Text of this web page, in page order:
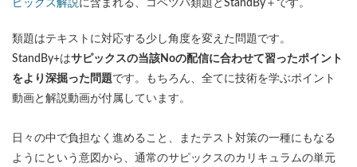
ピックス解説に含まれる、コベツバ類題とStandBy＋です。
類題はテキストに対応する少し角度を変えた問題です。
StandBy+はサピックスの当該Noの配信に合わせて習ったポイント
をより深掘った問題です。もちろん、全てに技術を学ぶポイント
動画と解説動画が付属しています。
日々の中で負担なく進めること、またテスト対策の一種にもなる
ようにという意図から、通常のサピックスのカリキュラムの単元